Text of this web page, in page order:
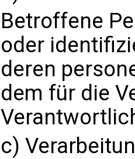
Betroffene
oder
deren
dem für die
c)